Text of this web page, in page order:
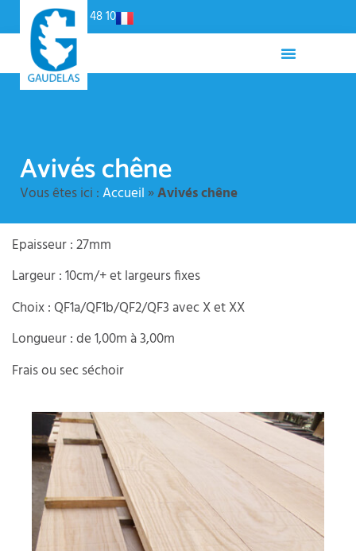
02 54 79 48 10
Avivés chêne
Vous êtes ici :Accueil »Avivés chêne
Epaisseur : 27mm
Largeur : 10cm/+ et largeurs fixes
Choix : QF1a/QF1b/QF2/QF3 avec X et XX
Longueur : de 1,00m à 3,00m
Frais ou sec séchoir
Panneau de gestion des cookies